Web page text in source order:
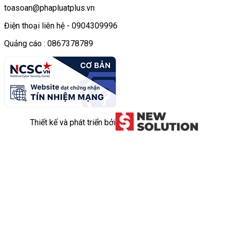
toasoan@phapluatplus.vn
Điện thoại liên hệ - 0904309996
Quảng cáo : 0867378789
Thiết kế và phát triển bởi